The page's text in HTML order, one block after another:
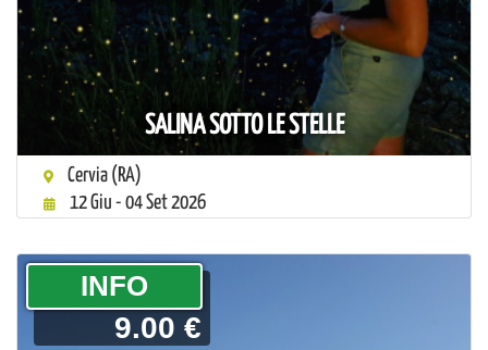
SALINA SOTTO LE STELLE
Cervia (RA)
12 Giu - 04 Set 2026
­INFO
9.00 €